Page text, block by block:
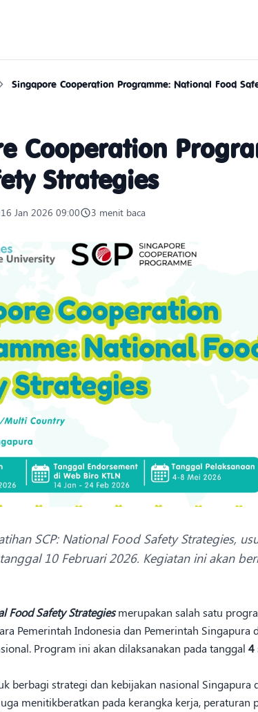
Singapore Cooperation Programme: National Food
Cooperation
Strategies
16 Jan 2026 09:00 3 menit baca
SCP: National Food Safety Strategies,
10 Februari 2026. Kegiatan ini akan
Food Safety Strategiesmerupakan salah satu
Pemerintah Indonesia dan Pemerintah Singapura
Program ini akan dilaksanakan pada tanggal 4
berbagi strategi dan kebijakan nasional Singapura
menitikberatkan pada kerangka kerja, peraturan